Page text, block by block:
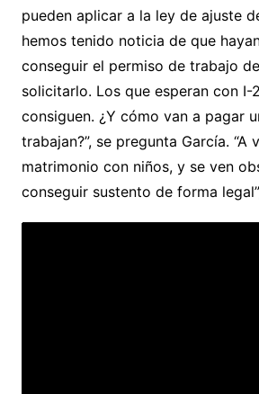
pueden aplicar a la ley de ajuste
hemos tenido noticia de que
conseguir el permiso de trabajo
solicitarlo. Los que esperan con I-
consiguen. ¿Y cómo van a pagar
trabajan?”, se pregunta García. “A
matrimonio con niños, y se ven
conseguir sustento de forma